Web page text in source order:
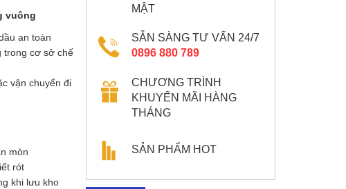
vuông
an toàn
trong cơ sở chế
vận chuyển đi
mòn
rót
khi lưu kho
MẬT
SẴN SÀNG TƯ VẤN 24/7
0896 880 789
CHƯƠNG TRÌNH
KHUYẾN MÃI HÀNG
THÁNG
SẢN PHẨM HOT